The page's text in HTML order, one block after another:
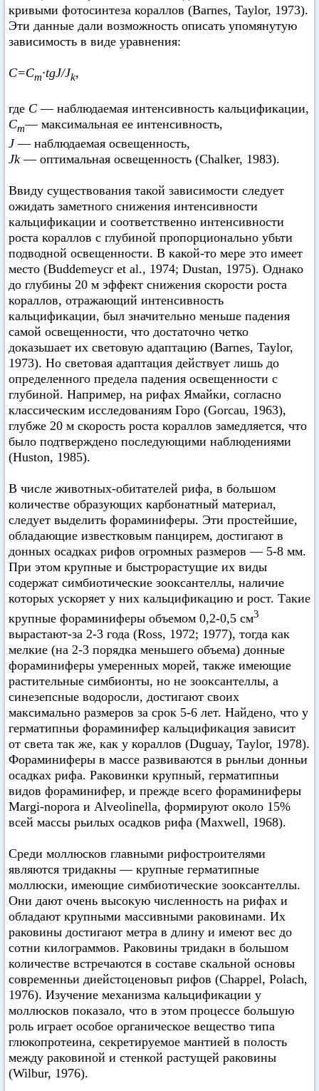
кривыми фотосинтеза кораллов (Barnes, Taylor, 1973).
Эти данные дали возможность описать упомянутую
зависимость в виде уравнения:
C=Cm·tgJ/Jk,
где С — наблюдаемая интенсивность кальцификации,
Cm— максимальная ее интенсивность,
J— наблюдаемая освещенность,
Jk— оптимальная освещенность (Chalker, 1983).
Ввиду существования такой зависимости следует
ожидать заметного снижения интенсивности
кальцификации и соответственно интенсивности
роста кораллов с глубиной пропорционально убьти
подводной освещенности. В какой-то мере это имеет
место (Buddemeycr et аl., 1974; Dustan, 1975). Однако
до глубины 20 м эффект снижения скорости роста
кораллов, отражающий интенсивность
кальцификации, был значительно меньше падения
самой освещенности, что достаточно четко
доказьшает их световую адаптацию (Barnes, Taylor,
1973). Но световая адаптация действует лишь до
определенного предела падения освещенности с
глубиной. Например, на рифах Ямайки, согласно
классическим исследованиям Горо (Gorcau, 1963),
глубже 20 м скорость роста кораллов замедляется, что
было подтверждено последующими наблюдениями
(Huston, 1985).
В числе животных-обитателей рифа, в большом
количестве образующих карбонатный материал,
следует выделить фораминиферы. Эти простейшие,
обладающие известковым панцирем, достигают в
донных осадках рифов огромных размеров — 5-8 мм.
При этом крупные и быстрорастущие их виды
содержат симбиотические зооксантеллы, наличие
которых ускоряет у них кальцификацию и рост. Такие
крупные фораминиферы объемом 0,2-0,5 см3
вырастают-за 2-3 года (Ross, 1972; 1977), тогда как
мелкие (на 2-3 порядка меньшего объема) донные
фораминиферы умеренных морей, также имеющие
растительные симбионты, но не зооксантеллы, а
синезепсные водоросли, достигают своих
максимально размеров за срок 5-6 лет. Найдено, что у
герматипньи фораминифер кальцификация зависит
от света так же, как у кораллов (Duguay, Taylor, 1978).
Фораминиферы в массе развиваются в рьнльи донньи
осадках рифа. Раковинки крупный, герматипньи
видов фораминифер, и прежде всего фораминиферы
Margi-nopora и Alveolinella, формируют около 15%
всей массы рьилых осадков рифа (Maxwell, 1968).
Среди моллюсков главными рифостроителями
являются тридакны — крупные герматипные
моллюски, имеющие симбиотические зооксантеллы.
Они дают очень высокую численность на рифах и
обладают крупными массивными раковинами. Их
раковины достигают метра в длину и имеют вес до
сотни килограммов. Раковины тридакн в большом
количестве встречаются в составе скальной основы
современньи диейстоценовьп рифов (Chappel, Polach,
1976). Изучение механизма кальцификации у
моллюсков показало, что в этом процессе большую
роль играет особое органическое вещество типа
глюкопротеина, секретируемое мантией в полость
между раковиной и стенкой растущей раковины
(Wilbur, 1976).